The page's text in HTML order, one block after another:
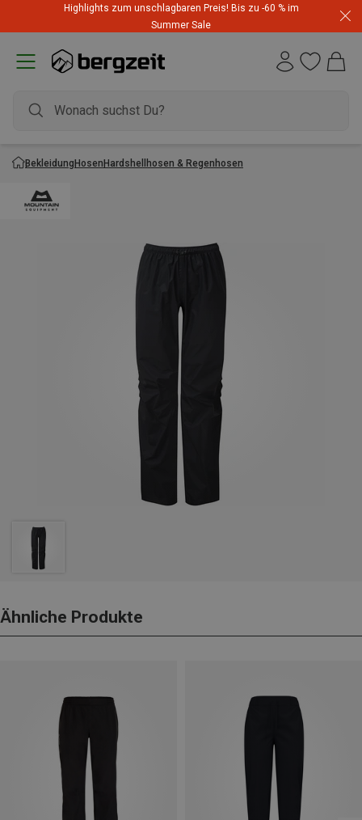
Highlights zum unschlagbaren Preis! Bis zu -60 % im
Summer Sale
Dynafit Hammerangebot! Reduzierte Outfits für neue
Abenteuer
BekleidungHosenHardshellhosen & Regenhosen
Ähnliche Produkte